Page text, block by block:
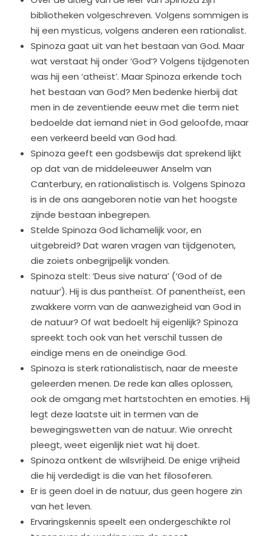
bibliotheken volgeschreven. Volgens sommigen is
hij een mysticus, volgens anderen een rationalist.
Spinoza gaat uit van het bestaan van God. Maar
wat verstaat hij onder ‘God’? Volgens tijdgenoten
was hij een ‘atheïst’. Maar Spinoza erkende toch
het bestaan van God? Men bedenke hierbij dat
men in de zeventiende eeuw met die term niet
bedoelde dat iemand niet in God geloofde, maar
een verkeerd beeld van God had.
Spinoza geeft een godsbewijs dat sprekend lijkt
op dat van de middeleeuwer Anselm van
Canterbury, en rationalistisch is. Volgens Spinoza
is in de ons aangeboren notie van het hoogste
zijnde bestaan inbegrepen.
Stelde Spinoza God lichamelijk voor, en
uitgebreid? Dat waren vragen van tijdgenoten,
die zoiets onbegrijpelijk vonden.
Spinoza stelt: ‘Deus sive natura’ (‘God of de
natuur’). Hij is dus pantheïst. Of panentheïst, een
zwakkere vorm van de aanwezigheid van God in
de natuur? Of wat bedoelt hij eigenlijk? Spinoza
spreekt toch ook van het verschil tussen de
eindige mens en de oneindige God.
Spinoza is sterk rationalistisch, naar de meeste
geleerden menen. De rede kan alles oplossen,
ook de omgang met hartstochten en emoties. Hij
legt deze laatste uit in termen van de
bewegingswetten van de natuur. Wie onrecht
pleegt, weet eigenlijk niet wat hij doet.
Spinoza ontkent de wilsvrijheid. De enige vrijheid
die hij verdedigt is die van het filosoferen.
Er is geen doel in de natuur, dus geen hogere zin
van het leven.
Ervaringskennis speelt een ondergeschikte rol